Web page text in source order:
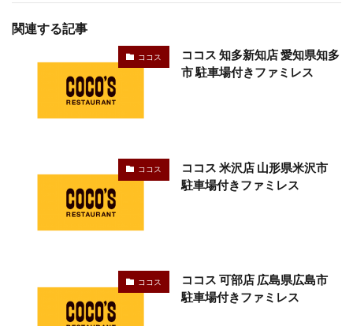
関連する記事
ココス
ココス 知多新知店 愛知県知多
市 駐車場付きファミレス
ココス
ココス 米沢店 山形県米沢市
駐車場付きファミレス
ココス
ココス 可部店 広島県広島市
駐車場付きファミレス